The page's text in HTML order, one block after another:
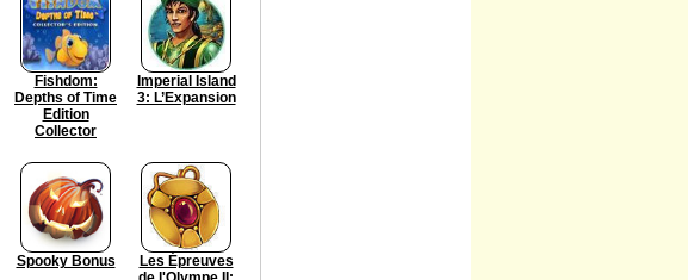
Fishdom:
Depths of Time
Edition
Collector
Imperial Island
3: L’Expansion
Spooky Bonus
Les Épreuves